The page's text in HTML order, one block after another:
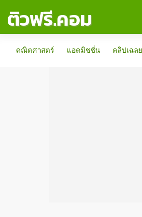
ติวฟรี.คอม
คณิตศาสตร์
แอดมิชชั่น คลิปเฉล